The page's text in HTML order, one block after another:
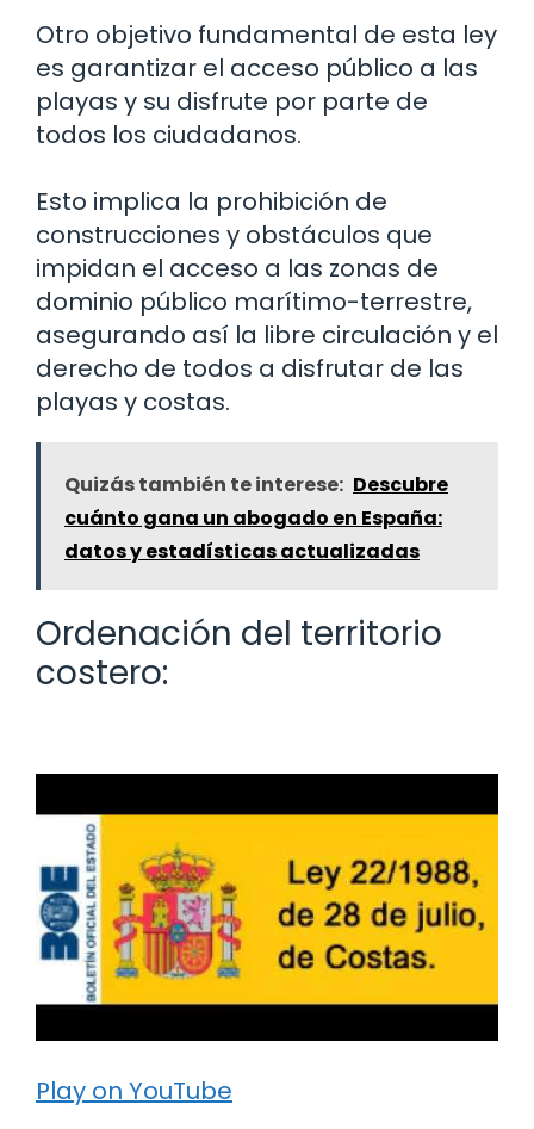
Otro objetivo fundamental de esta ley
es garantizar el acceso público a las
playas y su disfrute por parte de
todos los ciudadanos.
Esto implica la prohibición de
construcciones y obstáculos que
impidan el acceso a las zonas de
dominio público marítimo-terrestre,
asegurando así la libre circulación y el
derecho de todos a disfrutar de las
playas y costas.
Quizás también te interese: Descubre
cuánto gana un abogado en España:
datos y estadísticas actualizadas
Ordenación del territorio
costero:
Play on YouTube